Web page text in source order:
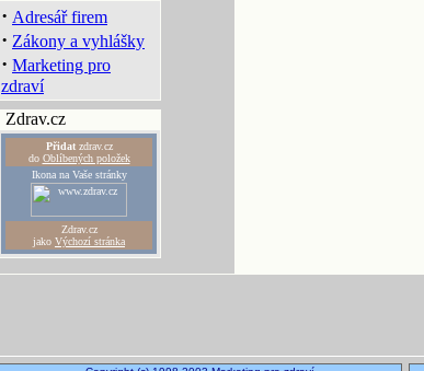
· Adresář firem
· Zákony a vyhlášky
· Marketing pro
zdraví
Zdrav.cz
Přidatzdrav.cz
do Oblíbených položek
Ikona na Vaše stránky
Zdrav.cz
jako Výchozí stránka